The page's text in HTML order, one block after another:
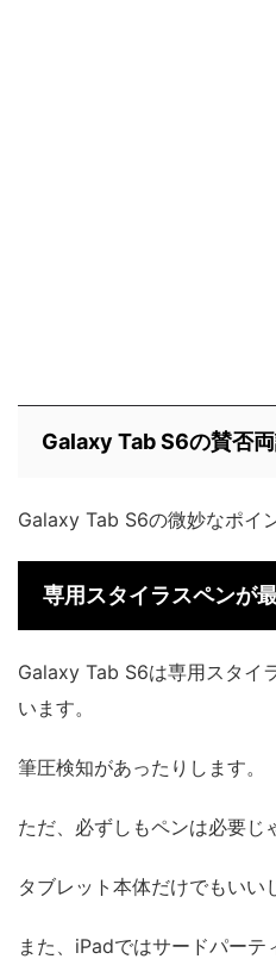
Galaxy Tab S6の賛否
Galaxy Tab S6の微妙なポイ
専用スタイラスペンが
Galaxy Tab S6は専用スタイ
います。
筆圧検知があったりします。
ただ、必ずしもペンは必要じ
タブレット本体だけでもいい
また、iPadではサードパーテ